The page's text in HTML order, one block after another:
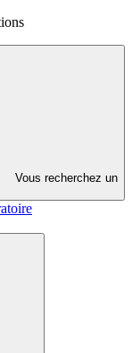
Vous recherchez un